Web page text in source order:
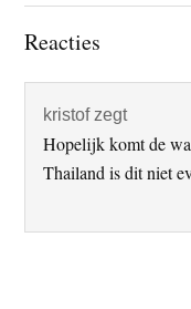
Lees
Reacties
kristof zegt
Hopelijk komt de
Thailand is dit niet